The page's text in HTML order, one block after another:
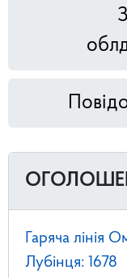
Гаряча лінія
Лубінця: 1678